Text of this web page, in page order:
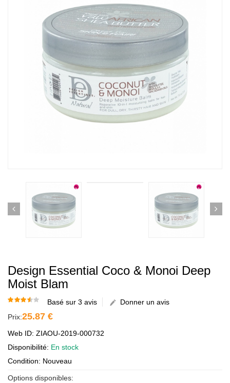
Design Essential Coco & Monoi Deep
Moist Blam
Basé sur 3 avis
Donner un avis
Prix:25.87 €
Web ID: ZIAOU-2019-000732
Disponibilité: En stock
Condition: Nouveau
Options disponibles: